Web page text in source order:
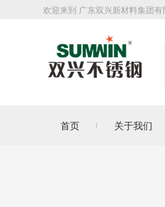
欢迎来到 广东双兴新材料集团有
首页 关于我们